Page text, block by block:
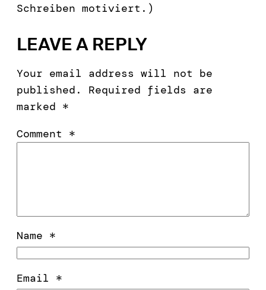
Schreiben motiviert.)
LEAVE A REPLY
Your email address will not be
published.
Required fields are
marked *
Comment *
Name *
Email *